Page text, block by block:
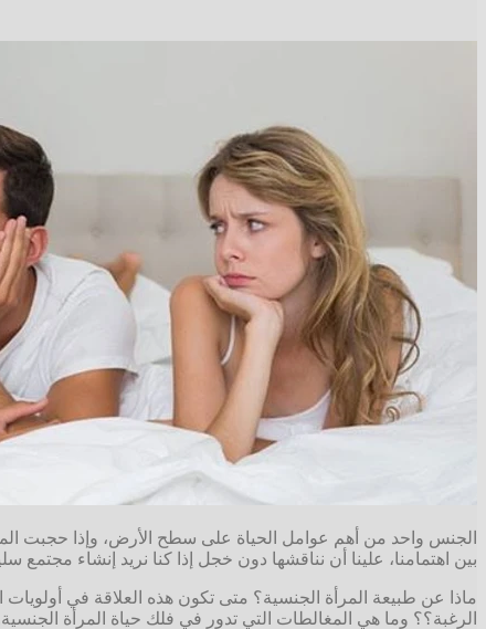
الجنس واحد من أهم عوامل الحياة على سطح الأرض، وإذا حجبت
بين اهتمامنا، علينا أن نناقشها دون خجل إذا كنا نريد إنشاء مجتمع
ماذا عن طبيعة المرأة الجنسية؟ متى تكون هذه العلاقة في أولويات
الرغبة؟؟ وما هي المغالطات التي تدور في فلك حياة المرأة